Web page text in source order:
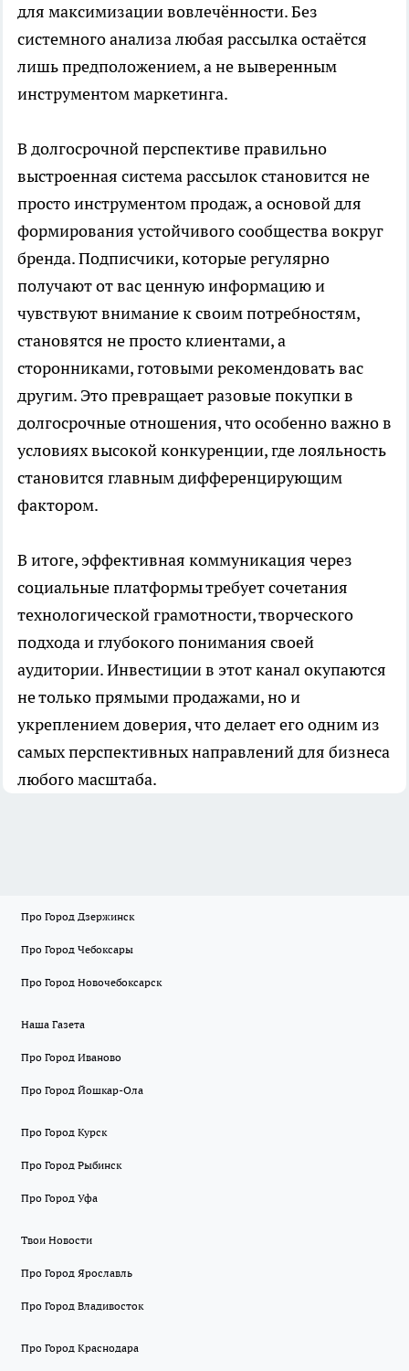
для максимизации вовлечённости. Без
системного анализа любая рассылка остаётся
лишь предположением, а не выверенным
инструментом маркетинга.
В долгосрочной перспективе правильно
выстроенная система рассылок становится не
просто инструментом продаж, а основой для
формирования устойчивого сообщества вокруг
бренда. Подписчики, которые регулярно
получают от вас ценную информацию и
чувствуют внимание к своим потребностям,
становятся не просто клиентами, а
сторонниками, готовыми рекомендовать вас
другим. Это превращает разовые покупки в
долгосрочные отношения, что особенно важно в
условиях высокой конкуренции, где лояльность
становится главным дифференцирующим
фактором.
В итоге, эффективная коммуникация через
социальные платформы требует сочетания
технологической грамотности, творческого
подхода и глубокого понимания своей
аудитории. Инвестиции в этот канал окупаются
не только прямыми продажами, но и
укреплением доверия, что делает его одним из
самых перспективных направлений для бизнеса
любого масштаба.
Про Город Дзержинск
Про Город Чебоксары
Про Город Новочебоксарск
Наша Газета
Про Город Иваново
Про Город Йошкар-Ола
Про Город Курск
Про Город Рыбинск
Про Город Уфа
Твои Новости
Про Город Ярославль
Про Город Владивосток
Про Город Краснодара